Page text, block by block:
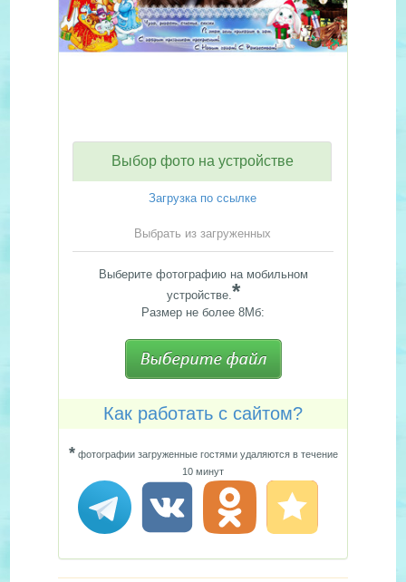
Выбор фото на устройстве
Загрузка по ссылке
Выбрать из загруженных
Выберите фотографию на мобильном
устройстве.*
Размер не более 8Мб:
Как работать с сайтом?
*фотографии загруженные гостями удаляются в течение
10 минут